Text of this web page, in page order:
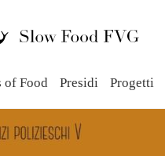
of Food Presidi Progetti